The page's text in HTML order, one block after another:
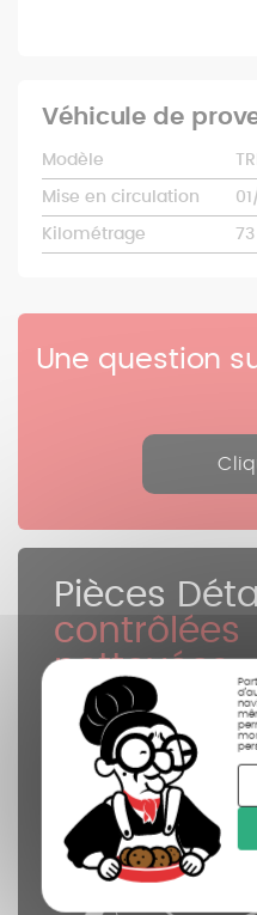
Véhicule de
Modèle
Mise en circulation
Kilométrage
Une question
Pièces
contrôlées
nettoyées